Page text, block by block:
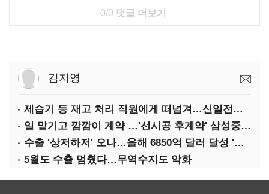
0/0 댓글 더보기
김지영
제습기 등 재고 처리 직원에게 떠넘겨…신일전자 '과징금 처벌'
일 맡기고 깜깜이 계약 …'선시공 후계약' 삼성중공업 덜미
수출 '상저하저' 오나…올해 6850억 달러 달성 '빨간불'
5월도 수출 멈췄다…무역수지도 악화